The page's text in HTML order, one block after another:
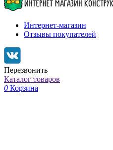
Интернет-магазин
Отзывы покупателей
Перезвонить
Каталог товаров
0 Корзина